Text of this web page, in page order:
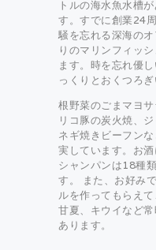
トルの海水魚水槽
す。すでに創業24
騒を忘れる深海の
りのマリンフィッ
ます。時を忘れ優
っくりとおくつろぎ
根野菜のごまマヨ
リコ豚の炭火焼、
ネギ焼きビーフン
実しています。お
シャンパンは18種
す。 また、お好み
ルを作ってもらえて
甘夏、キウイなど
あります。